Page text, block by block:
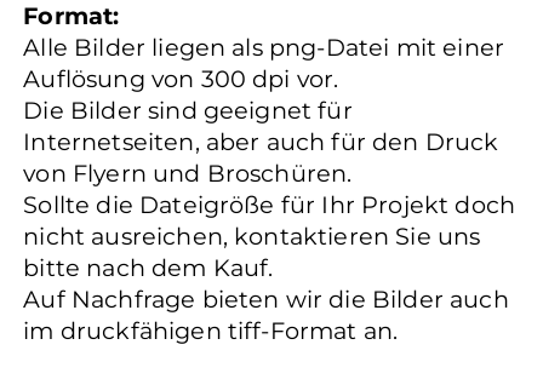
Format:
Alle Bilder liegen als png-Datei mit einer
Auflösung von 300 dpi vor.
Die Bilder sind geeignet für
Internetseiten, aber auch für den Druck
von Flyern und Broschüren.
Sollte die Dateigröße für Ihr Projekt doch
nicht ausreichen, kontaktieren Sie uns
bitte nach dem Kauf.
Auf Nachfrage bieten wir die Bilder auch
im druckfähigen tiff-Format an.